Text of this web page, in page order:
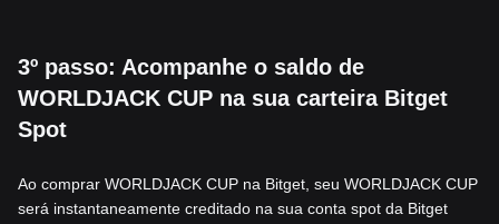
3º passo: Acompanhe o saldo de
WORLDJACK CUP na sua carteira Bitget
Spot
Ao comprar WORLDJACK CUP na Bitget, seu WORLDJACK CUP
será instantaneamente creditado na sua conta spot da Bitget